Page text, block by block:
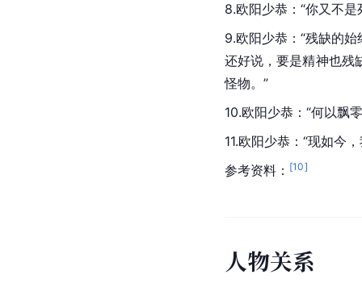
8.欧阳少恭：“你又不
9.欧阳少恭：“残缺的
还好说，要是精神也残
怪物。”
10.欧阳少恭：“何以飘
11.欧阳少恭：“现如今
参考资料： [10]
人物关系